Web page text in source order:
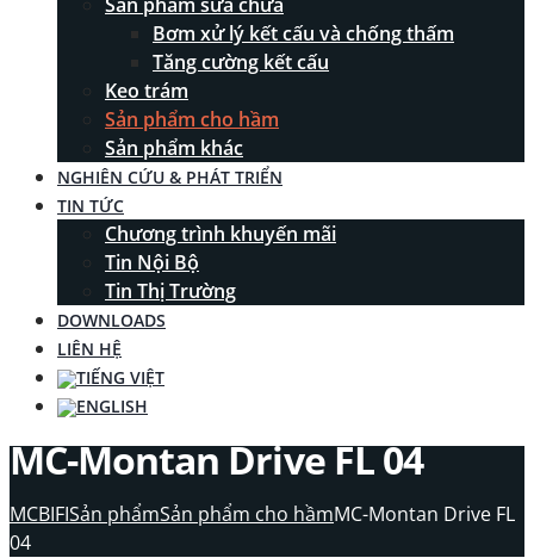
Bơm xử lý kết cấu và chống thấm
Tăng cường kết cấu
Keo trám
Sản phẩm cho hầm
Sản phẩm khác
NGHIÊN CỨU & PHÁT TRIỂN
TIN TỨC
Chương trình khuyến mãi
Tin Nội Bộ
Tin Thị Trường
DOWNLOADS
LIÊN HỆ
MC-Montan Drive FL 04
MCBIFISản phẩmSản phẩm cho hầmMC-Montan Drive FL
04